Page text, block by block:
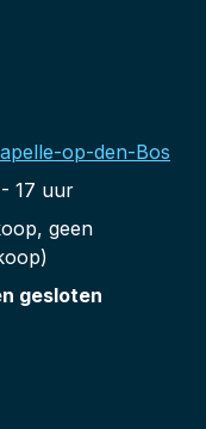
op-den-Bos
17 uur
geen
gesloten